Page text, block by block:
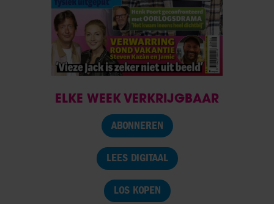
ELKE WEEK VERKRIJGBAAR
ABONNEREN
LEES DIGITAAL
LOS KOPEN